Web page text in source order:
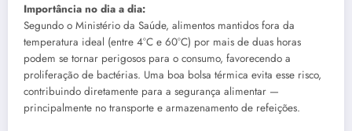
Importância no dia a dia:
Segundo o Ministério da Saúde, alimentos mantidos fora da
temperatura ideal (entre 4°C e 60°C) por mais de duas horas
podem se tornar perigosos para o consumo, favorecendo a
proliferação de bactérias. Uma boa bolsa térmica evita esse risco,
contribuindo diretamente para a segurança alimentar —
principalmente no transporte e armazenamento de refeições.